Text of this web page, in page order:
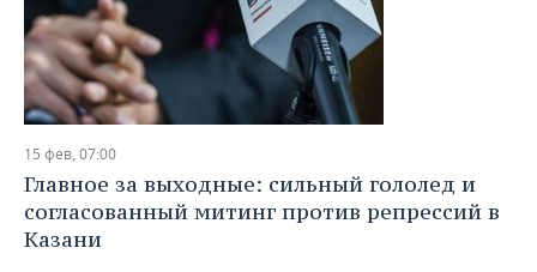
15 фев, 07:00
Главное за выходные: сильный гололед и
согласованный митинг против репрессий в
Казани